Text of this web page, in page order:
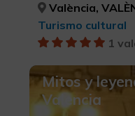
València,
Turismo cultural
1
Mitos y
Valencia